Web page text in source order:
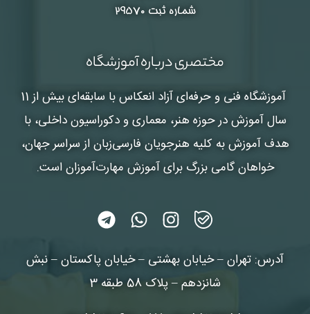
شماره ثبت ۲۹۵۷۰
مختصری درباره آموزشگاه
آموزشگاه فنی و حرفه‌ای آزاد انعکاس
با سابقه‌ای بیش از 11
سال آموزش در حوزه هنر، معماری و دکوراسیون داخلی، با
هدف آموزش به کلیه هنرجویان فارسی‌زبان از سراسر جهان،
خواهان گامی بزرگ برای آموزش مهارت‌آموزان است.
آدرس: تهران – خیابان بهشتی – خیابان پاکستان – نبش
شانزدهم – پلاک 58 طبقه 3